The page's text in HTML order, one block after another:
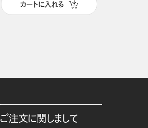
カートに入れる
ご注文に関しまして